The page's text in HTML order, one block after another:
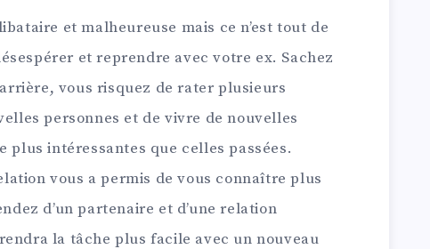
et malheureuse mais ce n’est tout de
et reprendre avec votre ex. Sachez
vous risquez de rater plusieurs
personnes et de vivre de nouvelles
plus intéressantes que celles passées.
vous a permis de vous connaître plus
d’un partenaire et d’une relation
la tâche plus facile avec un nouveau